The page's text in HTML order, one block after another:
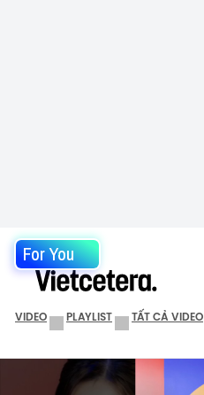
For You
VIDEO PLAYLIST TẤT CẢ VIDEO